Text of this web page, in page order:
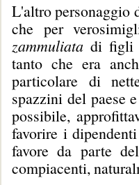
L'altro personaggio
che per
zammuliata di figli
tanto che era
particolare di
spazzini del paese
possibile,
favorire i
favore da parte
compiacenti,